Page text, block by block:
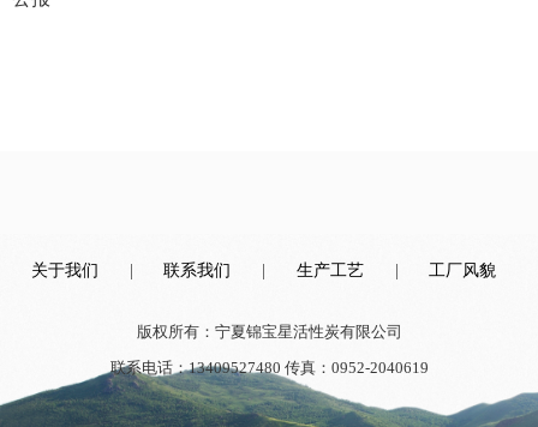
关于我们 联系我们 生产工艺 工厂风貌
版权所有：宁夏锦宝星活性炭有限公司
联系电话：13409527480 传真：0952-2040619